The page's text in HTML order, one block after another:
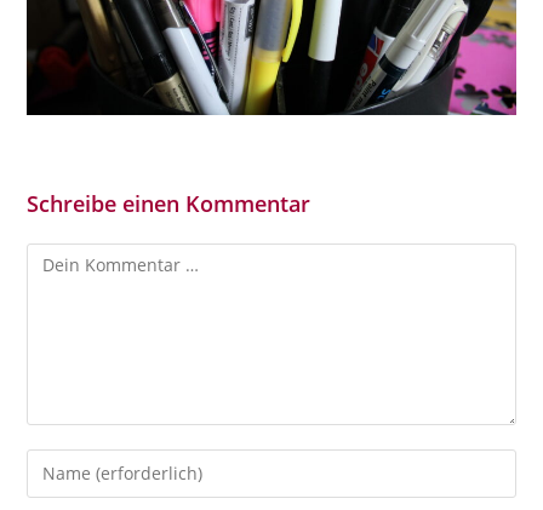
Schreibe einen Kommentar
Kommentar
Gib
deinen